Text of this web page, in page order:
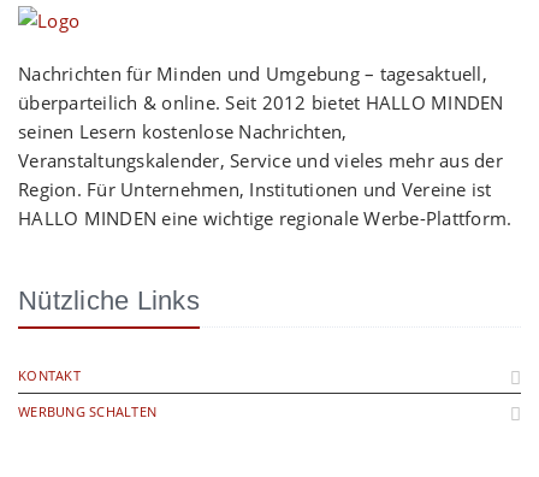
Nachrichten für Minden und Umgebung – tagesaktuell,
überparteilich & online. Seit 2012 bietet HALLO MINDEN
seinen Lesern kostenlose Nachrichten,
Veranstaltungskalender, Service und vieles mehr aus der
Region. Für Unternehmen, Institutionen und Vereine ist
HALLO MINDEN eine wichtige regionale Werbe-Plattform.
Nützliche Links
KONTAKT
WERBUNG SCHALTEN